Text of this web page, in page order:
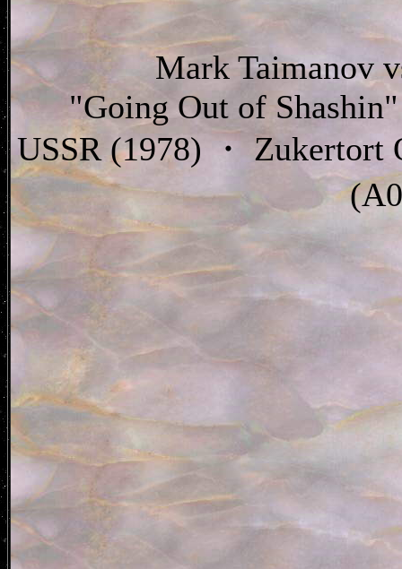
Mark Taimanov
"Going Out of
USSR (1978) ・ Zukertort